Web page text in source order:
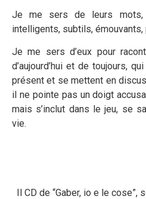
Je me sers de leurs
intelligents, subtils,
Je me sers d’eux pour
d’aujourd’hui et de toujours,
présent et se mettent en
il ne pointe pas un doigt
mais s’inclut dans le jeu, se
vie.
Il CD de “Gaber, io e le cose”,